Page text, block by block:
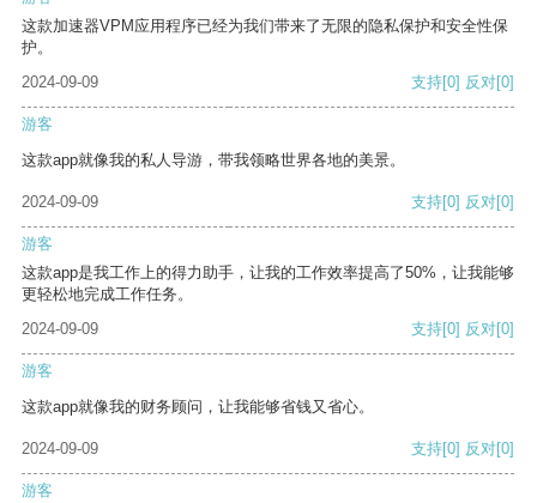
这款加速器VPM应用程序已经为我们带来了无限的隐私保护和安全性保
护。
2024-09-09
支持[0] 反对[0]
游客
这款app就像我的私人导游，带我领略世界各地的美景。
2024-09-09 支持[0] 反对[0]
游客
这款app是我工作上的得力助手，让我的工作效率提高了50%，让我能够
更轻松地完成工作任务。
2024-09-09
支持[0] 反对[0]
游客
这款app就像我的财务顾问，让我能够省钱又省心。
2024-09-09 支持[0] 反对[0]
游客